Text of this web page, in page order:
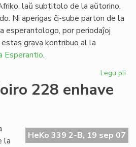
laŭ subtitolo de la aŭtorino,
Ni aperigas ĉi-sube parton de la
esperantologo, por periodaĵoj
grava kontribuo al la
Esperantio.
Legu pli
228 enhave
HeKo 339 2-B, 19 sep 07
la